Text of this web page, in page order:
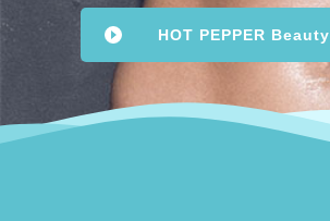
HOT PEPPER Beauty